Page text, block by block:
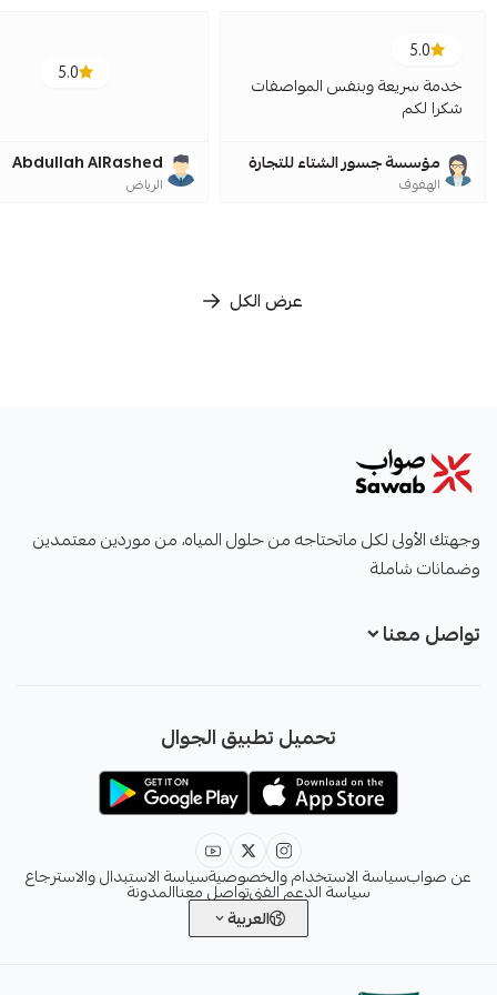
5.0
خدمة سريعة وبنفس المواصفات
شكرا لكم
مؤسسة جسور الشتاء للتجارة
الهفوف
5.0
Abdullah AlRashed
الرياض
عرض الكل
وجهتك الأولى لكل ماتحتاجه من حلول المياه، من موردين معتمدين
وضمانات شاملة
تواصل معنا
info@sawab.app
تحميل تطبيق الجوال
عن صوابسياسة الاستخدام والخصوصيةسياسة الاستبدال والاسترجاع
سياسة الدعم الفنيتواصل معناالمدونة
العربية